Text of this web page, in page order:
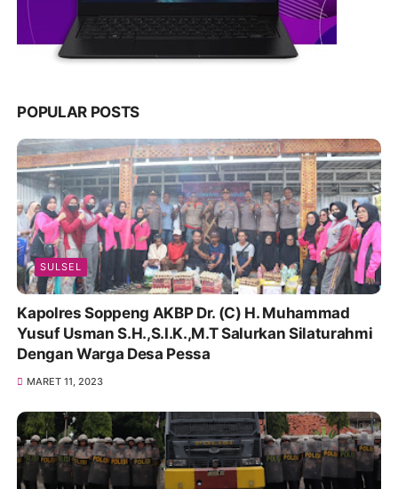
POPULAR POSTS
SULSEL
Kapolres Soppeng AKBP Dr. (C) H. Muhammad
Yusuf Usman S.H.,S.I.K.,M.T Salurkan Silaturahmi
Dengan Warga Desa Pessa
MARET 11, 2023